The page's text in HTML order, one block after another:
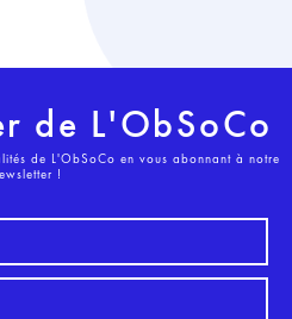
de L'ObSoCo
de L'ObSoCo en vous abonnant à notre
!